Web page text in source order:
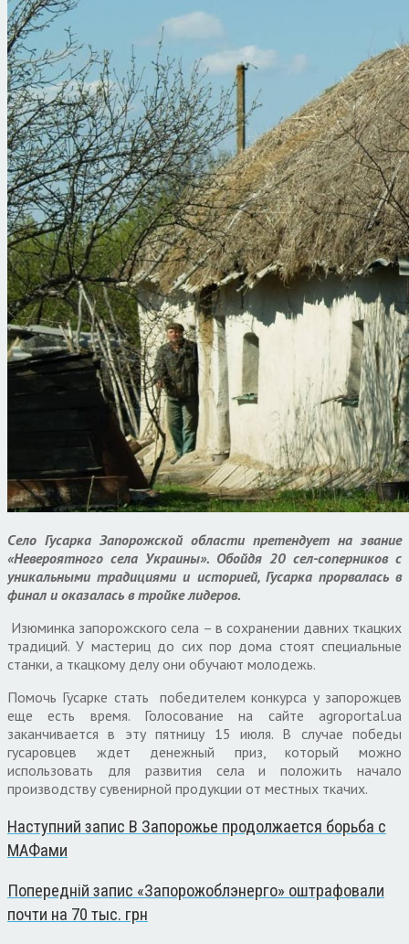
Село Гусарка Запорожской области претендует на звание
«Невероятного села Украины». Обойдя 20 сел-соперников с
уникальными традициями и историей, Гусарка прорвалась в
финал и оказалась в тройке лидеров.
Изюминка запорожского села – в сохранении давних ткацких
традиций. У мастериц до сих пор дома стоят специальные
станки, а ткацкому делу они обучают молодежь.
Помочь Гусарке стать победителем конкурса у запорожцев
еще есть время. Голосование на сайте agroportal.ua
заканчивается в эту пятницу 15 июля. В случае победы
гусаровцев ждет денежный приз, который можно
использовать для развития села и положить начало
производству сувенирной продукции от местных ткачих.
Наступний запис В Запорожье продолжается борьба с
МАФами
Попередній запис «Запорожоблэнерго» оштрафовали
почти на 70 тыс. грн